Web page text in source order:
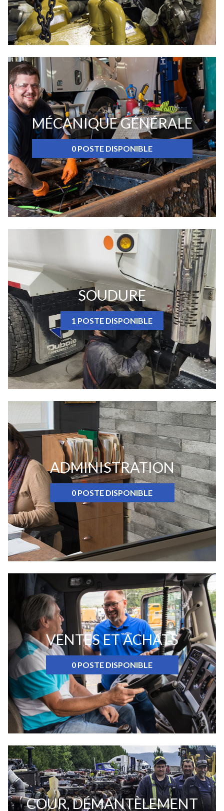
MÉCANIQUE GÉNÉRALE
0 POSTE DISPONIBLE
SOUDURE
1 POSTE DISPONIBLE
ADMINISTRATION
0 POSTE DISPONIBLE
VENTES ET ACHATS
0 POSTE DISPONIBLE
COUR, DÉMANTÈLEMENT